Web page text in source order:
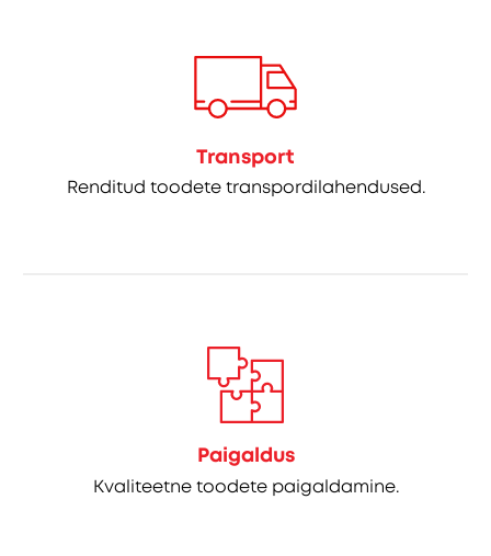
Transport
Renditud toodete transpordilahendused.
Paigaldus
Kvaliteetne toodete paigaldamine.